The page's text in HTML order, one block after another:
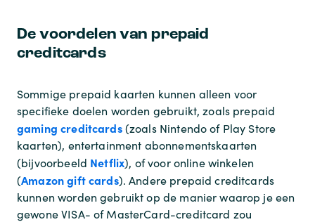
De voordelen van prepaid
creditcards
Sommige prepaid kaarten kunnen alleen voor
specifieke doelen worden gebruikt, zoals prepaid
gaming creditcards(zoals Nintendo of Play Store
kaarten), entertainment abonnementskaarten
(bijvoorbeeld Netflix), of voor online winkelen
(Amazon gift cards). Andere prepaid creditcards
kunnen worden gebruikt op de manier waarop je een
gewone VISA- of MasterCard-creditcard zou